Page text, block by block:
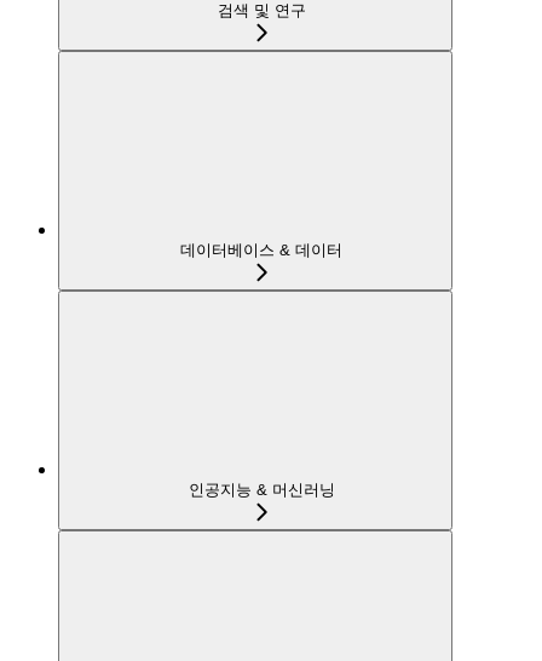
검색 및 연구
데이터베이스 & 데이터
인공지능 & 머신러닝